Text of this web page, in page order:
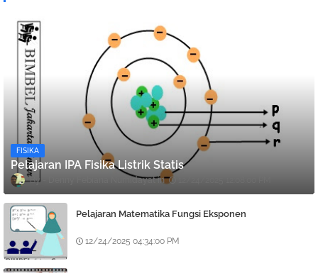
FISIKA
Pelajaran IPA Fisika Listrik Statis
Denny Febiana Nurhidayat
Pelajaran Matematika Fungsi Eksponen
12/24/2025 04:34:00 PM